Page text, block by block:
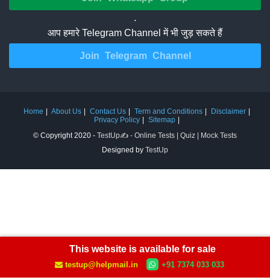
This website is available for sale
testup@helpmail.in +91 7374 033 033
.
आप हमारे Telegram Channel में भी जुड़ सकते हैं
Join Telegram Channel
Home About Us Contact Us Term and Conditions
Disclaimer
Privacy Policy
Sitemap
© Copyright 2020 - TestUp✍️ - Online Tests | Quiz | Mock Tests
Designed by TestUp